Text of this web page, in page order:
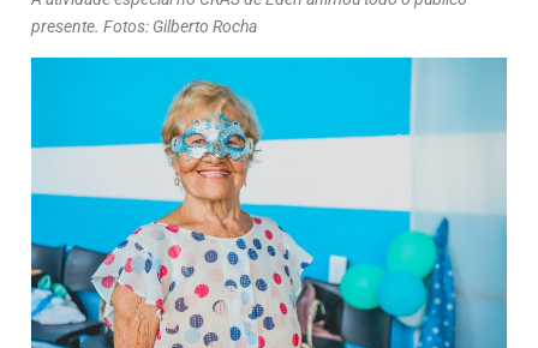
presente. Fotos: Gilberto Rocha